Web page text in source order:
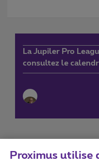
La Jupiler Pro
consultez le
Proximus utilise